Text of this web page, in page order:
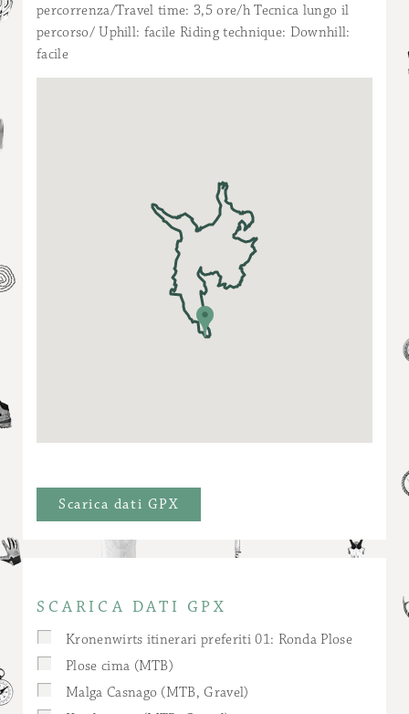
percorrenza/Travel time: 3,5 ore/h Tecnica lungo il
percorso/ Uphill: facile Riding technique: Downhill:
facile
Scarica dati GPX
SCARICA DATI GPX
Kronenwirts itinerari preferiti 01: Ronda Plose
Plose cima (MTB)
Malga Casnago (MTB, Gravel)